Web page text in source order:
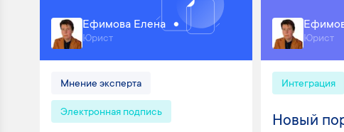
Ефимова Елена
Юрист
Мнение эксперта
Электронная подпись
Юрист
Интеграция
Новый